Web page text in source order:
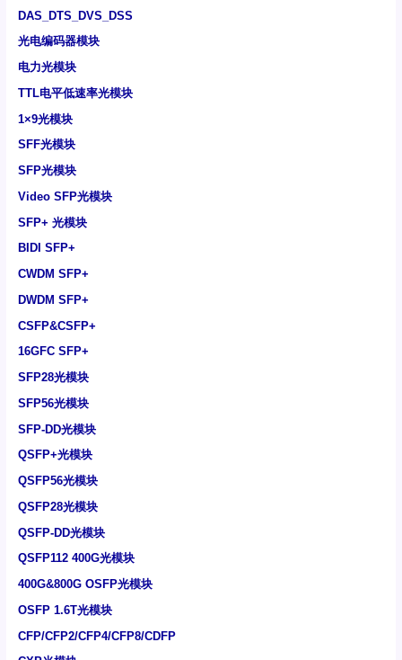
DAS_DTS_DVS_DSS
光电编码器模块
电力光模块
TTL电平低速率光模块
1×9光模块
SFF光模块
SFP光模块
Video SFP光模块
SFP+ 光模块
BIDI SFP+
CWDM SFP+
DWDM SFP+
CSFP&CSFP+
16GFC SFP+
SFP28光模块
SFP56光模块
SFP-DD光模块
QSFP+光模块
QSFP56光模块
QSFP28光模块
QSFP-DD光模块
QSFP112 400G光模块
400G&800G OSFP光模块
OSFP 1.6T光模块
CFP/CFP2/CFP4/CFP8/CDFP